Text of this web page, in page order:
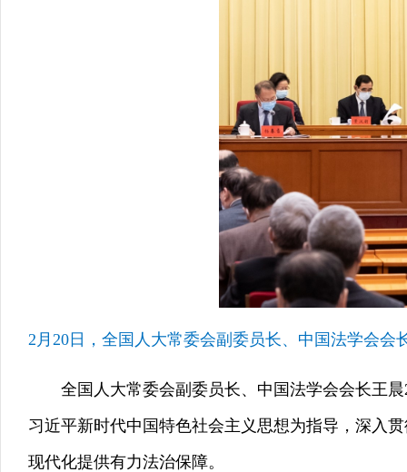
2月20日，全国人大常委会副委员长、中国法学会
全国人大常委会副委员长、中国法学会会长王晨
习近平新时代中国特色社会主义思想为指导，深入
现代化提供有力法治保障。